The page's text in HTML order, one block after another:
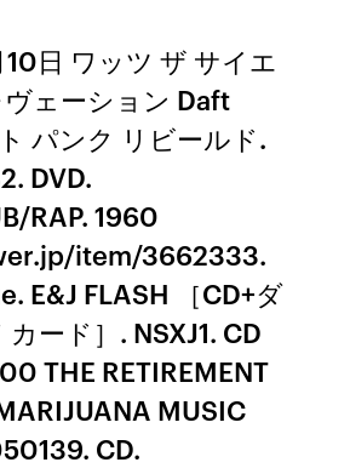
日 ワッツ ザ サイエ
ェーション Daft
パンク リビールド.
DVD.
RAP. 1960
item/3662333.
E&J FLASH ［CD+ダ
ード］. NSXJ1. CD
THE RETIREMENT
MUSIC
CD.